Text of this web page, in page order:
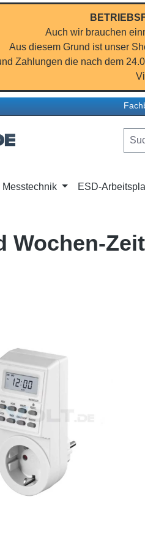
Auch wir brauchen
Aus diesem Grund ist unser
Zahlungen die nach dem
Messtechnik ESD-
Wochen-